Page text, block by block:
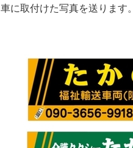
車に取付けた写真を送ります。